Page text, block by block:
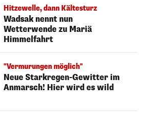
Hitzewelle, dann Kältesturz
Wadsak nennt nun
Wetterwende zu Mariä
Himmelfahrt
"Vermurungen möglich"
Neue Starkregen-Gewitter im
Anmarsch! Hier wird es wild